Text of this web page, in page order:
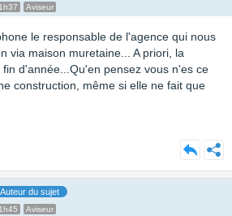
Aviseur
le responsable de l'agence qui nous
via maison muretaine... A priori, la
d'année...Qu'en pensez vous n'es ce
construction, même si elle ne fait que
Auteur du sujet
Aviseur